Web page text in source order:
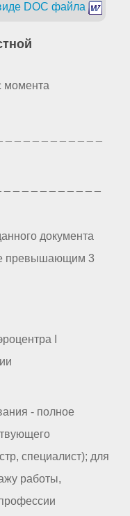
DOC файла
момента
_ _ _ _ _ _ _ _ _ _
_ _ _ _ _ _ _ _ _ _
документа
превышающим 3
I
- полное
специалист); для
работы,